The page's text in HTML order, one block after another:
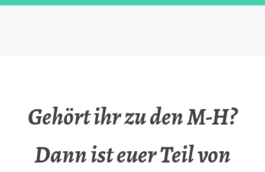
Gehört ihr zu den M-H?
Dann ist euer Teil von